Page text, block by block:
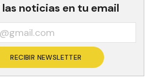
las noticias en tu email
RECIBIR NEWSLETTER